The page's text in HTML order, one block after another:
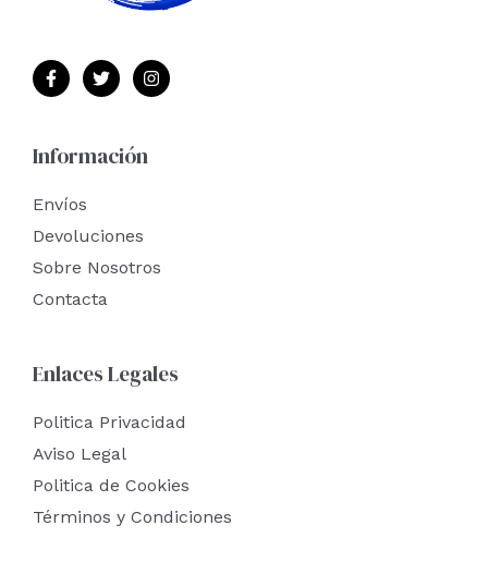
Información
Envíos
Devoluciones
Sobre Nosotros
Contacta
Enlaces Legales
Politica Privacidad
Aviso Legal
Politica de Cookies
Términos y Condiciones